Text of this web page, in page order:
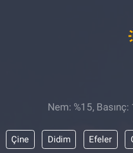
Nem: %15,
Çine Didim Efeler